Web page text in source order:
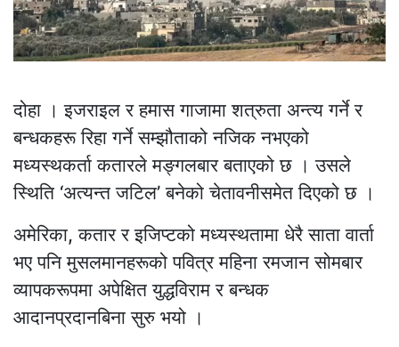
दोहा । इजराइल र हमास गाजामा शत्रुता अन्त्य गर्ने र
बन्धकहरू रिहा गर्ने सम्झौताको नजिक नभएको
मध्यस्थकर्ता कतारले मङ्गलबार बताएको छ । उसले
स्थिति ‘अत्यन्त जटिल’ बनेको चेतावनीसमेत दिएको छ ।
अमेरिका, कतार र इजिप्टको मध्यस्थतामा धेरै साता वार्ता
भए पनि मुसलमानहरूको पवित्र महिना रमजान सोमबार
व्यापकरूपमा अपेक्षित युद्धविराम र बन्धक
आदानप्रदानबिना सुरु भयो ।